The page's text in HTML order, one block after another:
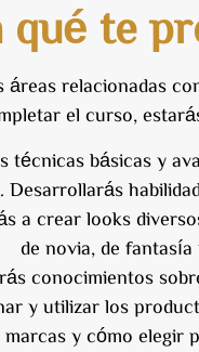
qué te
áreas relacionadas
el curso,
técnicas básicas y
a crear looks
de novia, de fantasía
conocimientos
y utilizar los
y cómo elegir